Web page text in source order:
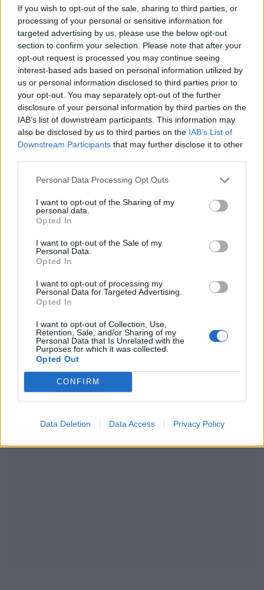
If you wish to opt-out of the sale, sharing to third parties, or
processing of your personal or sensitive information for
targeted advertising by us, please use the below opt-out
section to confirm your selection. Please note that after your
opt-out request is processed you may continue seeing
interest-based ads based on personal information utilized by
us or personal information disclosed to third parties prior to
your opt-out. You may separately opt-out of the further
disclosure of your personal information by third parties on the
IAB’s list of downstream participants. This information may
also be disclosed by us to third parties on the IAB’s List of
Downstream Participants that may further disclose it to other
Personal Data Processing Opt Outs
I want to opt-out of the Sharing of my
personal data.
Opted In
I want to opt-out of the Sale of my
Personal Data.
Opted In
I want to opt-out of processing my
Personal Data for Targeted Advertising.
Opted In
I want to opt-out of Collection, Use,
Retention, Sale, and/or Sharing of my
Personal Data that Is Unrelated with the
Purposes for which it was collected.
Opted Out
CONFIRM
Data Deletion Data Access Privacy Policy
μάθετε πρώτοιτα πιο hot νέα